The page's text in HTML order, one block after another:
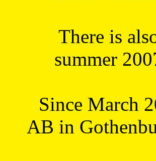
There is
summer
Since March
AB in